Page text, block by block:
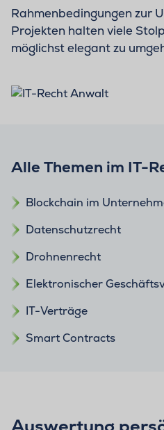
Rahmenbedingungen zur
Projekten halten viele
möglichst elegant zu
Alle Themen im IT-
Blockchain im
Datenschutzrecht
Drohnenrecht
Elektronischer
IT-Verträge
Smart Contracts